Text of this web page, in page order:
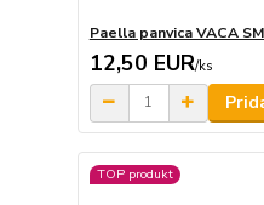
Paella panvica VACA
12,50 EUR/ks
TOP produkt